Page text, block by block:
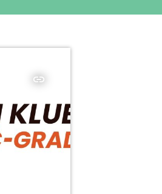
insert_link